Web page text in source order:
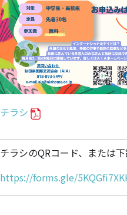
チラシ
チラシのQRコード、または
https://forms.gle/